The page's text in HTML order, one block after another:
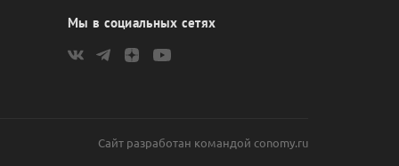
Мы в социальных сетях
Сайт разработан командой conomy.ru